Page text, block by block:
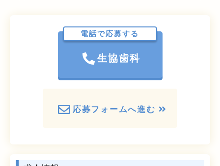
電話で応募する
生協歯科
応募フォームへ進む